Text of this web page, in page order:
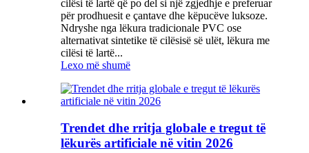
cilësi të lartë që po del si një zgjedhje e preferuar
për prodhuesit e çantave dhe këpucëve luksoze.
Ndryshe nga lëkura tradicionale PVC ose
alternativat sintetike të cilësisë së ulët, lëkura me
cilësi të lartë...
Lexo më shumë
Trendet dhe rritja globale e tregut të
lëkurës artificiale në vitin 2026